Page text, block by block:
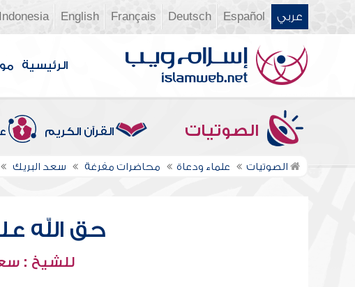
عربي Español
Deutsch
Français
English
Indonesia
الرئيسية
الصوتيات القرآن الكريم
الصوتيات علماء ودعاة محاضرات مفرغة سعد البريك
حق الله
للشيخ :